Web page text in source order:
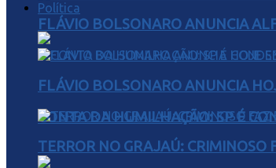
Política
CONTA DA HUMILHAÇÃO: SP É
FLÁVIO BOLSONARO ANUNCIA
FLÁVIO BOLSONARO ANUNCIA
TERROR NO GRAJAÚ: CRIMINOSO